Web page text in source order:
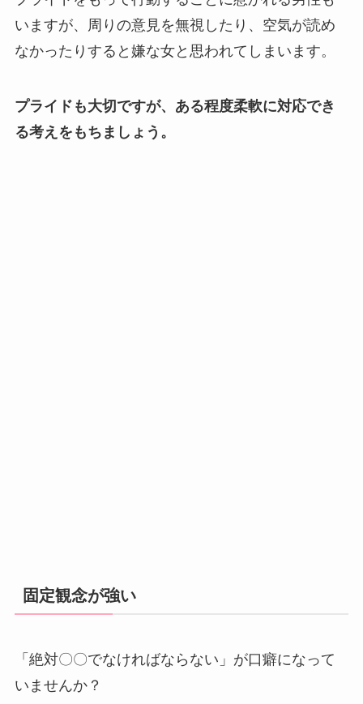
いますが、周りの意見を無視したり、空気が読め
なかったりすると嫌な女と思われてしまいます。
プライドも大切ですが、ある程度柔軟に対応でき
る考えをもちましょう。
固定観念が強い
「絶対〇〇でなければならない」が口癖になって
いませんか？